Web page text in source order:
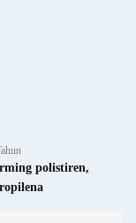
polistiren,